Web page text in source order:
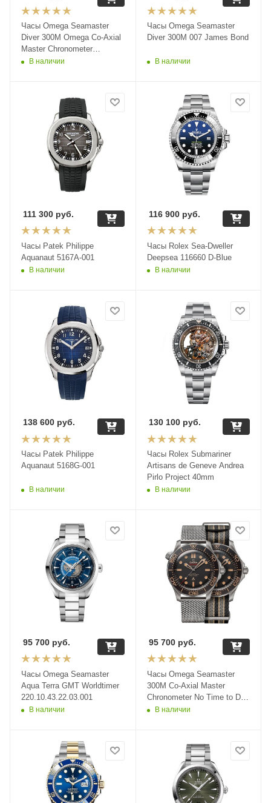
Часы Omega Seamaster
Diver 300M Omega Co-Axial
Master Chronometer
Chronograph 44 mm
В наличии
Часы Omega Seamaster
Diver 300M 007 James Bond
В наличии
Часы Patek Philippe
Aquanaut 5167A-001
В наличии
111 300 руб.
Часы Rolex Sea-Dweller
Deepsea 116660 D-Blue
В наличии
116 900руб.
Часы Patek Philippe
Aquanaut 5168G-001
В наличии
138 600 руб.
Часы Rolex Submariner
Artisans de Geneve Andrea
Pirlo Project 40mm
В наличии
130 100руб.
Часы Omega Seamaster
Aqua Terra GMT Worldtimer
220.10.43.22.03.001
В наличии
95 700 руб.
Часы Omega Seamaster
300M Co-Axial Master
Chronometer No Time to Die
210.90.42.20.01.001
В наличии
95 700руб.